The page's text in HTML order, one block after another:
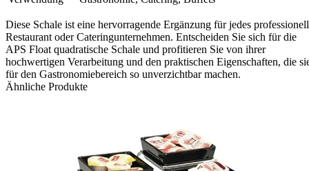
Diese Schale ist eine hervorragende Ergänzung für jedes
Restaurant oder Cateringunternehmen. Entscheiden Sie sich für die
APS Float quadratische Schale und profitieren Sie von ihrer
hochwertigen Verarbeitung und den praktischen Eigenschaften, die
für den Gastronomiebereich so unverzichtbar machen.
Ähnliche Produkte